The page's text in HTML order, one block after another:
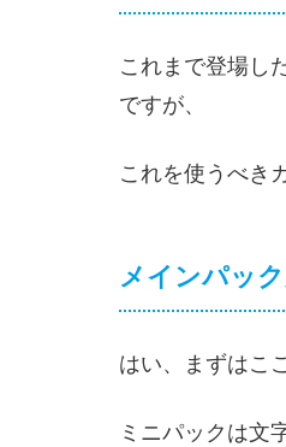
これまで登場し
ですが、
これを使うべき
メインパッ
はい、まずはここ
ミニパックは文